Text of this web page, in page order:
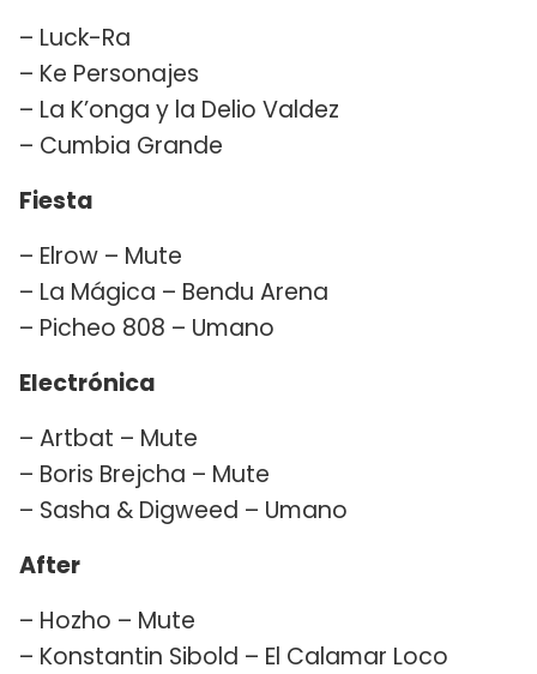
– Luck-Ra
– Ke Personajes
– La K’onga y la Delio Valdez
– Cumbia Grande
Fiesta
– Elrow – Mute
– La Mágica – Bendu Arena
– Picheo 808 – Umano
Electrónica
– Artbat – Mute
– Boris Brejcha – Mute
– Sasha & Digweed – Umano
After
– Hozho – Mute
– Konstantin Sibold – El Calamar Loco